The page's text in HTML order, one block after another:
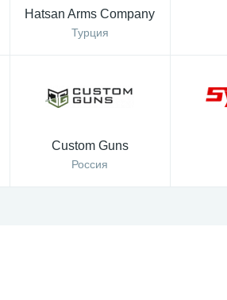
Hatsan Arms Company
Турция
Custom Guns
Россия